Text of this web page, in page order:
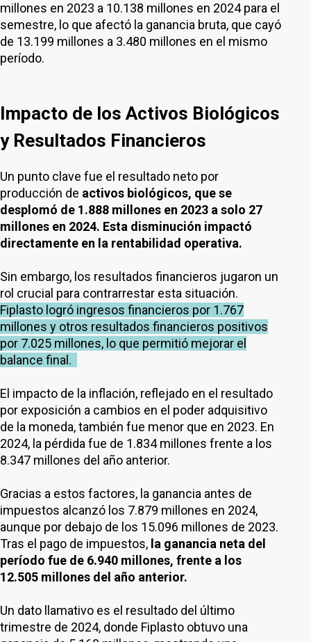
millones en 2023 a 10.138 millones en 2024 para el
semestre, lo que afectó la ganancia bruta, que cayó
de 13.199 millones a 3.480 millones en el mismo
período.
Impacto de los Activos Biológicos
y Resultados Financieros
Un punto clave fue el resultado neto por
producción de activos biológicos, que se
desplomó de 1.888 millones en 2023 a solo 27
millones en 2024. Esta disminución impactó
directamente en la rentabilidad operativa.
Sin embargo, los resultados financieros jugaron un
rol crucial para contrarrestar esta situación.
Fiplasto logró ingresos financieros por 1.767
millones y otros resultados financieros positivos
por 7.025 millones, lo que permitió mejorar el
balance final.
El impacto de la inflación, reflejado en el resultado
por exposición a cambios en el poder adquisitivo
de la moneda, también fue menor que en 2023. En
2024, la pérdida fue de 1.834 millones frente a los
8.347 millones del año anterior.
Gracias a estos factores, la ganancia antes de
impuestos alcanzó los 7.879 millones en 2024,
aunque por debajo de los 15.096 millones de 2023.
Tras el pago de impuestos, la ganancia neta del
período fue de 6.940 millones, frente a los
12.505 millones del año anterior.
Un dato llamativo es el resultado del último
trimestre de 2024, donde Fiplasto obtuvo una